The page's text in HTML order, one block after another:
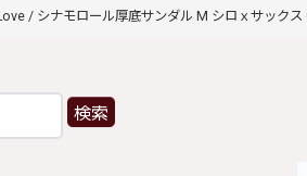
/ シナモロール厚底サンダル M シロｘサックス
検索